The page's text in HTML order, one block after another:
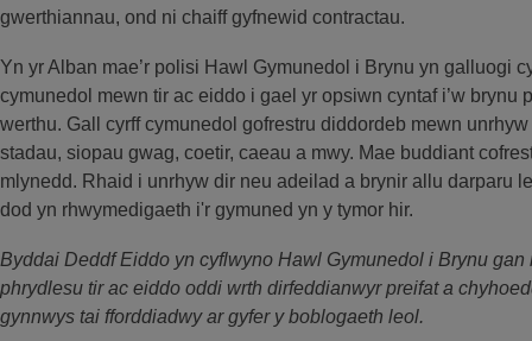
gwerthiannau, ond ni chaiff gyfnewid contractau.
Yn yr Alban mae’r polisi Hawl Gymunedol i Brynu yn galluogi
cymunedol mewn tir ac eiddo i gael yr opsiwn cyntaf i’w brynu
werthu. Gall cyrff cymunedol gofrestru diddordeb mewn
stadau, siopau gwag, coetir, caeau a mwy. Mae buddiant
mlynedd. Rhaid i unrhyw dir neu adeilad a brynir allu darparu
dod yn rhwymedigaeth i'r gymuned yn y tymor hir.
Byddai Deddf Eiddo yn cyflwyno Hawl Gymunedol i Brynu
phrydlesu tir ac eiddo oddi wrth dirfeddianwyr preifat a
gynnwys tai fforddiadwy ar gyfer y boblogaeth leol.